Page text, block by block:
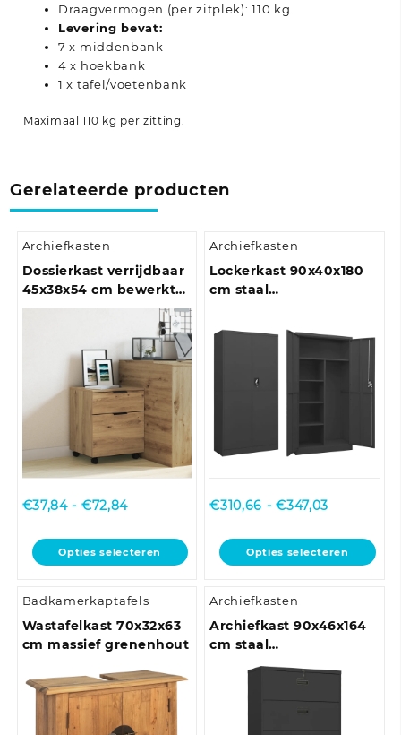
Draagvermogen (per zitplek): 110 kg
Levering bevat:
7 x middenbank
4 x hoekbank
1 x tafel/voetenbank
Maximaal 110 kg per zitting.
Gerelateerde producten
Archiefkasten
Dossierkast verrijdbaar
45x38x54 cm bewerkt
hout bruineiken
€37,84 - €72,84Prijsklasse:
tot
Opties selecteren
Dit
product
meerdere
variaties.
Deze
kan
gekozen
worden
Archiefkasten
Lockerkast 90x40x180
cm staal
€310,66 - €347,03
tot
€347,03
Opties selecteren
Dit
product
meerdere
variaties.
Deze
Badkamerkaptafels
Wastafelkast 70x32x63
cm massief grenenhout
Archiefkasten
Archiefkast 90x46x164
cm staal
antracietkleurig